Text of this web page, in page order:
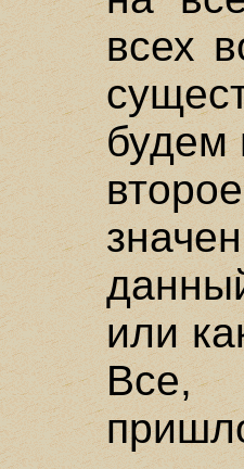
всех
будем
или
Все,